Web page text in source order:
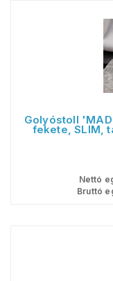
Golyóstoll
fekete, SLIM,
Nettó
Bruttó